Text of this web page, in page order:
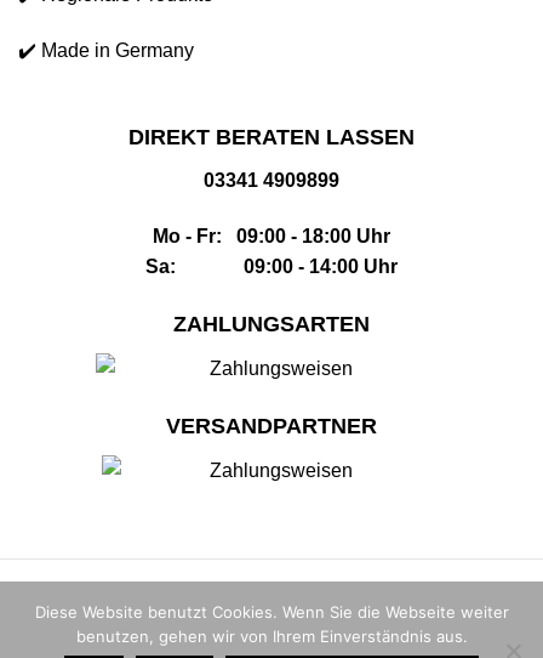
✔️ Made in Germany
DIREKT BERATEN LASSEN
03341 4909899
Mo - Fr: 09:00 - 18:00 Uhr
Sa: 09:00 - 14:00 Uhr
ZAHLUNGSARTEN
VERSANDPARTNER
© 2026 |The Whisky House GmbH
Diese Website benutzt Cookies. Wenn Sie die Webseite weiter
benutzen, gehen wir von Ihrem Einverständnis aus.